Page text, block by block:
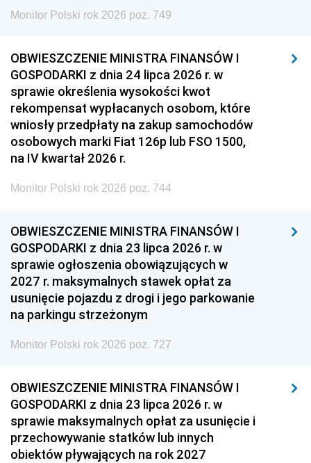
Monitor Polski rok 2026 poz. 749
OBWIESZCZENIE MINISTRA FINANSÓW I
GOSPODARKI z dnia 24 lipca 2026 r. w
sprawie określenia wysokości kwot
rekompensat wypłacanych osobom, które
wniosły przedpłaty na zakup samochodów
osobowych marki Fiat 126p lub FSO 1500,
na IV kwartał 2026 r.
Monitor Polski rok 2026 poz. 744
OBWIESZCZENIE MINISTRA FINANSÓW I
GOSPODARKI z dnia 23 lipca 2026 r. w
sprawie ogłoszenia obowiązujących w
2027 r. maksymalnych stawek opłat za
usunięcie pojazdu z drogi i jego parkowanie
na parkingu strzeżonym
Monitor Polski rok 2026 poz. 727
OBWIESZCZENIE MINISTRA FINANSÓW I
GOSPODARKI z dnia 23 lipca 2026 r. w
sprawie maksymalnych opłat za usunięcie i
przechowywanie statków lub innych
obiektów pływających na rok 2027